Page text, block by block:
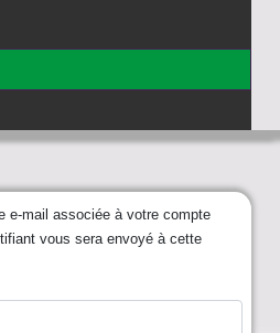
e-mail associée à votre compte
vous sera envoyé à cette